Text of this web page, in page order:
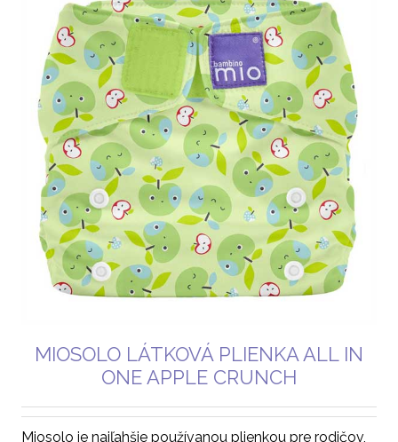
MIOSOLO LÁTKOVÁ PLIENKA ALL IN
ONE APPLE CRUNCH
Miosolo je najľahšie používanou plienkou pre rodičov,